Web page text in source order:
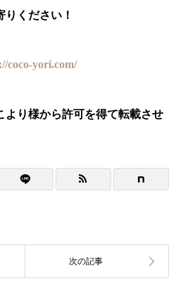
ください！
coco-yori.com/
より様から許可を得て転載させ